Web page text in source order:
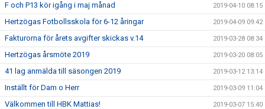
F och P13 kör igång i maj månad 2019-04-10 08:15
Hertzögas Fotbollsskola för 6-12 åringar 2019-04-09 09:42
Fakturorna för årets avgifter skickas v.14 2019-03-28 08:34
Hertzögas årsmöte 2019 2019-03-20 08:05
41 lag anmälda till säsongen 2019 2019-03-12 13:14
Inställt för Dam o Herr 2019-03-09 11:04
Välkommen till HBK Mattias! 2019-03-07 15:40